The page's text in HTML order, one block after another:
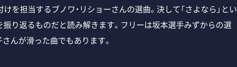
けを担当するブノワ・リショーさんの選曲。決して「さよなら」とい
り返るものだと読み解きます。フリーは坂本選手みずからの選
んが滑った曲でもあります。